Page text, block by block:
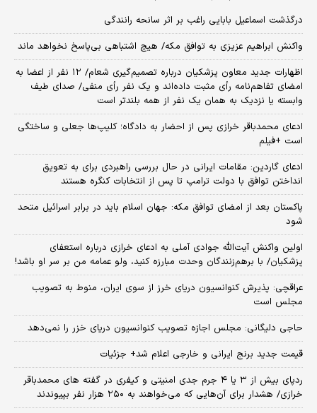
درگذشت اسماعیل بابایی راغب بر اثر سانحه رانندگی
واکنش ابراهیم عزیزی به توافق مکه/ هیچ اشتباهی بی‌پاسخ نخواهد ماند
اظهارات جدید معاون پزشکیان درباره تصمیم‌گیری شعام/ ۱۲ نفر از اعضا به
امضای تفاهم‌نامه رأی مثبت داده‌اند و یک نفر رأی منفی/ صدای طیف
وابسته یا نزدیک به همان یک نفر از همه بلندتر است
ادعای محمدباقر خرازی پس از احضار به دادگاه؛ کلیپ‌ها جعلی و ساختگی
است +فیلم
ادعای گاردین: مقامات ایرانی در حال بررسی راهبردی برای به تعویق
انداختن توافق با دولت ترامپ تا پس از انتخابات کنگره هستند
پاکستان بعد از امضای توافق مکه: جهان اسلام باید در برابر اسرائیل متحد
شود
اولین واکنش آیت‌الله جوادی آملی به ادعای خرازی درباره استعفای
پزشکیان/ با برهم‌زنندگان وحدت مبارزه کنید، ولو عمامه من بر سر او باشد!
عراقچی: پذیرش کنوانسیون دریای خرز از سوی ایران، منوط به تصویب
مجلس است
حاجی دلیگانی: مجلس اجازه تصویب کنوانسیون دریای خزر را نمی‌دهد
قیمت جدید برنج ایرانی و خارجی اعلام شد+ جزئیات
ردپای بیش از ۳ یا ۴ جرم جدی امنیتی و کیفری در گفته های محمدباقر
خرازی/ هشدار برای آن‌هایی که می‌خواهند به ۲۵۰ هزار نفر بپیوندند